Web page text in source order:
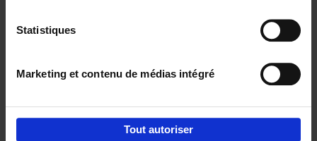
Statistiques
Marketing et contenu de médias intégré
Tout autoriser